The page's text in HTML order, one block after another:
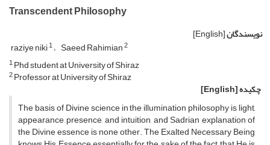
Transcendent Philosophy
نویسندگان[English]
raziye niki1 Saeed Rahimian2
1Phd student at University of Shiraz
2Professor at University of Shiraz
چکیده[English]
The basis of Divine science in the illumination philosophy is light,
appearance, presence, and intuition, and Sadrian explanation of
the Divine essence is none other. The Exalted Necessary Being